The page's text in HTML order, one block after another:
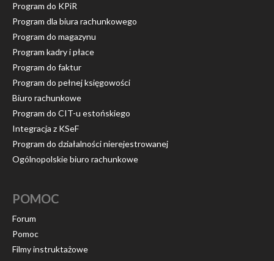
Program do KPiR
Program dla biura rachunkowego
Program do magazynu
Program kadry i płace
Program do faktur
Program do pełnej księgowości
Biuro rachunkowe
Program do CIT-u estońskiego
Integracja z KSeF
Program do działalności nierejestrowanej
Ogólnopolskie biuro rachunkowe
POMOC
Forum
Pomoc
Filmy instruktażowe